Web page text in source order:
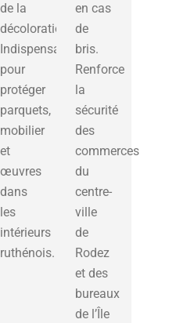
de la
décoloration.
Indispensable
pour
protéger
parquets,
mobilier
et
œuvres
dans
les
intérieurs
ruthénois.
en cas
de
bris.
Renforce
la
sécurité
des
commerces
du
centre-
ville
de
Rodez
et des
bureaux
de l’Île